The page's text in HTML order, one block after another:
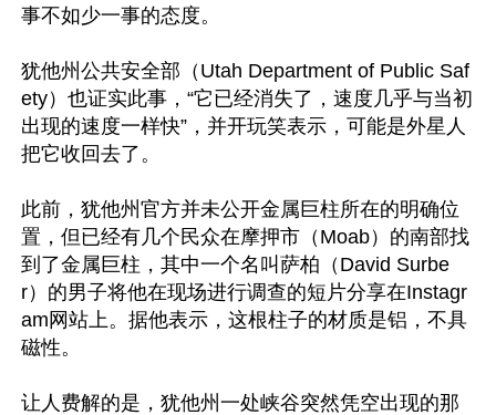
事不如少一事的态度。
犹他州公共安全部（Utah Department of Public Saf
ety）也证实此事，“它已经消失了，速度几乎与当初
出现的速度一样快”，并开玩笑表示，可能是外星人
把它收回去了。
此前，犹他州官方并未公开金属巨柱所在的明确位
置，但已经有几个民众在摩押市（Moab）的南部找
到了金属巨柱，其中一个名叫萨柏（David Surbe
r）的男子将他在现场进行调查的短片分享在Instagr
am网站上。据他表示，这根柱子的材质是铝，不具
磁性。
让人费解的是，犹他州一处峡谷突然凭空出现的那